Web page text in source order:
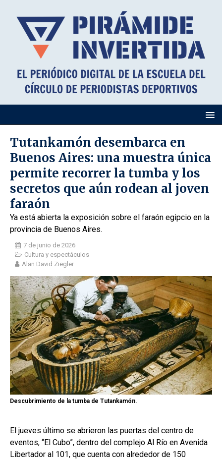
Tutankamón desembarca en
Buenos Aires: una muestra única
permite recorrer la tumba y los
secretos que aún rodean al joven
faraón
Ya está abierta la exposición sobre el faraón egipcio en la
provincia de Buenos Aires.
7 de junio de 2026
Cultura y espectáculos
Alan David Ziegler
Descubrimiento de la tumba de Tutankamón.
El jueves último se abrieron las puertas del centro de
eventos, “El Cubo”, dentro del complejo Al Río en Avenida
Libertador al 101, que cuenta con alrededor de 150